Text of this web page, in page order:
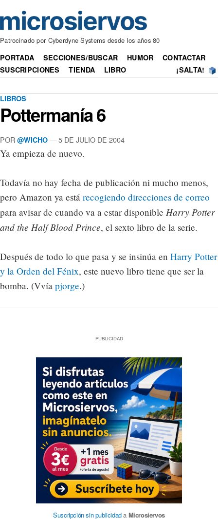
Patrocinado por Cyberdyne Systems desde los años 80
PORTADA SECCIONES/BUSCAR HUMOR
CONTACTAR
SUSCRIPCIONES
TIENDA LIBRO ¡SALTA!
LIBROS
Pottermanía 6
POR @WICHO — 5 DE JULIO DE 2004
Ya empieza de nuevo.
Todavía no hay fecha de publicación ni mucho menos,
pero Amazon ya está recogiendo direcciones de correo
para avisar de cuando va a estar disponible Harry Potter
and the Half Blood Prince, el sexto libro de la serie.
Después de todo lo que pasa y se insinúa en Harry Potter
y la Orden del Fénix, este nuevo libro tiene que ser la
bomba. (Vvía pjorge.)
PUBLICIDAD
Suscripción sin publicidada Microsiervos